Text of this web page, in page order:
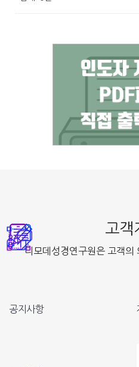
고객
디모데성경연구원은 고객의
공지사항